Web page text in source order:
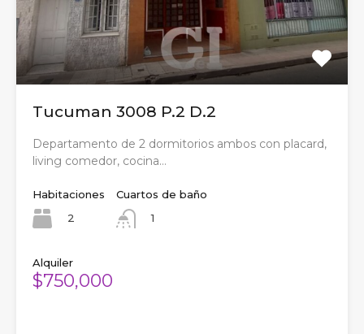
Tucuman 3008 P.2 D.2
Departamento de 2 dormitorios ambos con placard,
living comedor, cocina…
Habitaciones
2
Cuartos de baño
1
Alquiler
$750,000